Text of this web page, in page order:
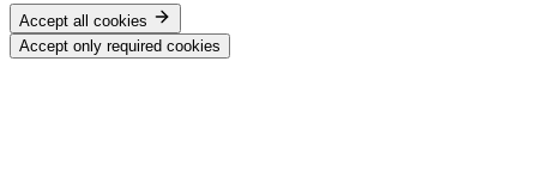
Accept all cookies
Accept only required cookies